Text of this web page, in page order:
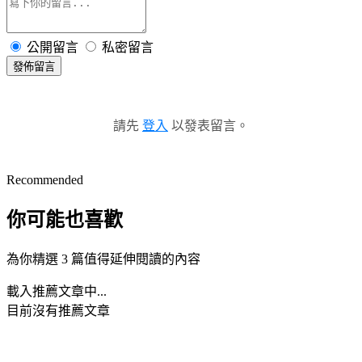
公開留言 私密留言
發佈留言
請先 登入 以發表留言。
Recommended
你可能也喜歡
為你精選 3 篇值得延伸閱讀的內容
載入推薦文章中...
目前沒有推薦文章